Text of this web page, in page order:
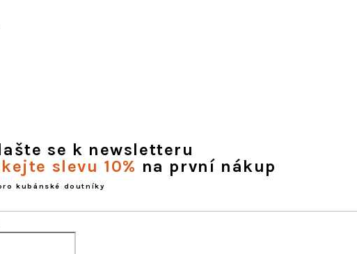
se k newsletteru
slevu 10% na první nákup
kubánské doutníky